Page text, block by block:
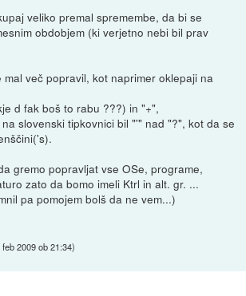
veliko premal spremembe, da bi se
obdobjem (ki verjetno nebi bil prav
mal več popravil, kot naprimer oklepaji na
d fak boš to rabu ???) in "+",
slovenski tipkovnici bil "'" nad "?", kot da se
gremo popravljat vse OSe, programe,
zato da bomo imeli Ktrl in alt. gr. ...
pa pomojem bolš da ne vem...)
feb 2009 ob 21:34)